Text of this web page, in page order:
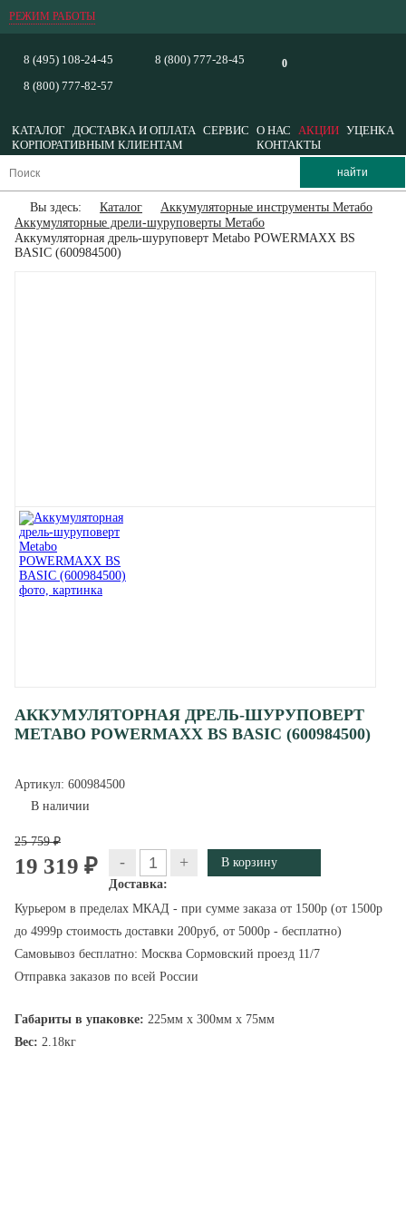
РЕЖИМ РАБОТЫ
0
8 (495) 108-24-45
8 (800) 777-82-57
8 (800) 777-28-45
КАТАЛОГ ДОСТАВКА И ОПЛАТА СЕРВИС О НАС АКЦИИ УЦЕНКА
КОРПОРАТИВНЫМ КЛИЕНТАМ
КОНТАКТЫ
Вы здесь: Каталог
Аккумуляторные инструменты Метабо
Аккумуляторные дрели-шуруповерты Метабо
Аккумуляторная дрель-шуруповерт Metabo POWERMAXX BS
BASIC (600984500)
АККУМУЛЯТОРНАЯ ДРЕЛЬ-ШУРУПОВЕРТ
METABO POWERMAXX BS BASIC (600984500)
Артикул: 600984500
В наличии
25 759 ₽
19 319 ₽ - +
Доставка:
Курьером в пределах МКАД - при сумме заказа от 1500р (от 1500р
до 4999р стоимость доставки 200руб, от 5000р - бесплатно)
Самовывоз бесплатно: Москва Сормовский проезд 11/7
Отправка заказов по всей России
Габариты в упаковке: 225мм x 300мм x 75мм
Вес: 2.18кг